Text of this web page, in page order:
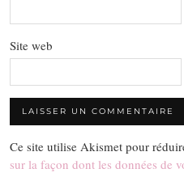
Site web
Ce site utilise Akismet pour
sur la façon dont les données de